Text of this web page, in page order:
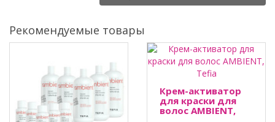
Рекомендуемые товары
Крем-активатор
для краски для
волос AMBIENT,